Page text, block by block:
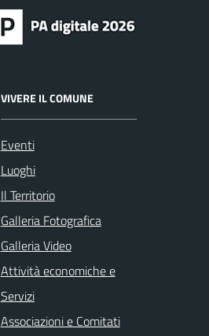
VIVERE IL COMUNE
Eventi
Luoghi
Il Territorio
Galleria Fotografica
Galleria Video
Attività economiche e
Servizi
Associazioni e Comitati